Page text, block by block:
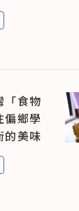
「食物
偏鄉學
的美味